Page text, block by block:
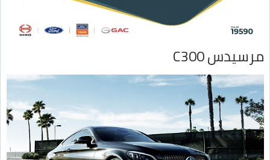
مرسيدس C300